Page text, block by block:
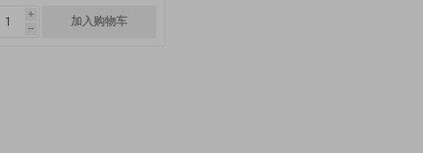
i
h